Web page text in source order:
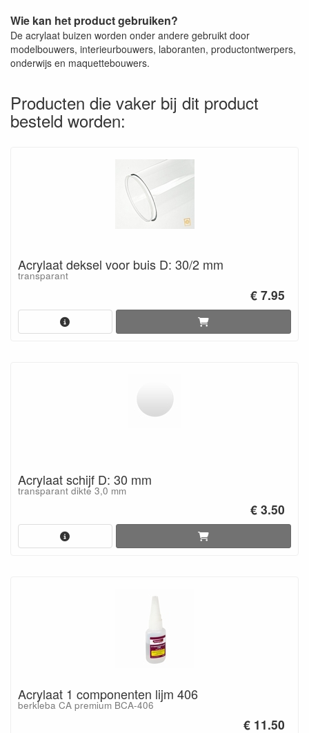
Wie kan het product gebruiken?
De acrylaat buizen worden onder andere gebruikt door
modelbouwers, interieurbouwers, laboranten, productontwerpers,
onderwijs en maquettebouwers.
Producten die vaker bij dit product
besteld worden:
Acrylaat deksel voor buis D: 30/2 mm
transparant
€ 7.95
Acrylaat schijf D: 30 mm
transparant dikte 3,0 mm
€ 3.50
Acrylaat 1 componenten lijm 406
berkleba CA premium BCA-406
€ 11.50